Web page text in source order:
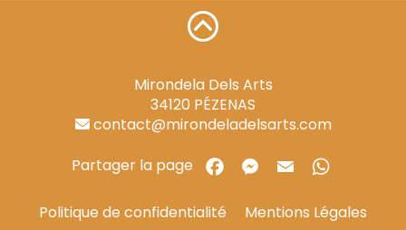
Mirondela Dels Arts
34120 PÉZENAS
contact@mirondeladelsarts.com
Partager la page
Politique de confidentialité Mentions Légales